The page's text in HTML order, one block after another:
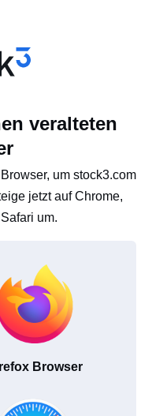
veralteten
um stock3.com
jetzt auf Chrome,
um.
Browser